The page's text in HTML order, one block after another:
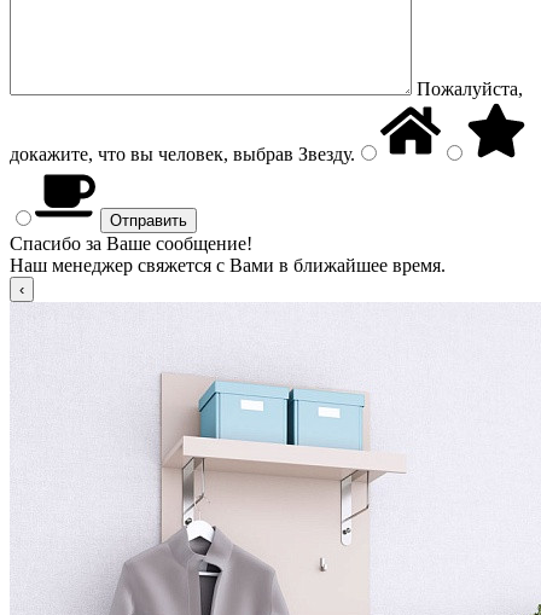
Пожалуйста,
докажите, что вы человек, выбрав Звезду.
Спасибо за Ваше сообщение!
Наш менеджер свяжется с Вами в ближайшее время.